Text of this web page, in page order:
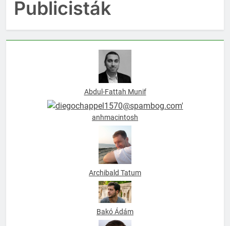
Publicisták
Abdul-Fattah Munif
anhmacintosh
Archibald Tatum
Bakó Ádám